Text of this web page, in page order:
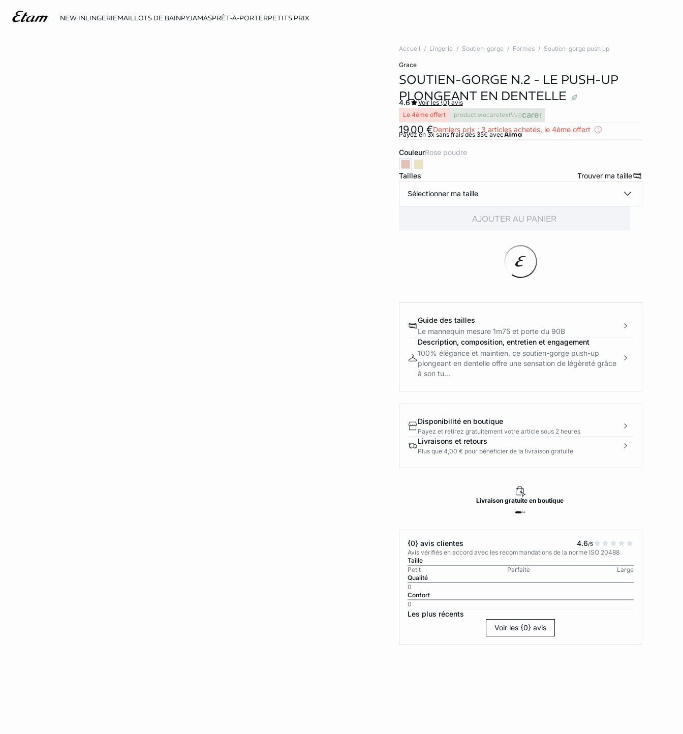
NEW INLINGERIEMAILLOTS DE BAINPYJAMASPRÊT-À-PORTERPETITS PRIX
Accueil Lingerie Soutien-gorge Formes Soutien-gorge push up
grace
SOUTIEN-GORGE N.2 - LE PUSH-UP
PLONGEANT EN DENTELLE
19,00 €Derniers prix : 3 articles achetés, le 4ème offert
4.6
Voir les {0} avis
Le 4ème offert
product.wecaretext
Payez en 3x sans frais dès 35€ avec
Couleur rose poudre
Tailles Trouver ma taille
Sélectionner ma taille
AJOUTER AU PANIER
Guide des tailles
Le mannequin mesure 1m75 et porte du 90B
Description, composition, entretien et engagement
100% élégance et maintien, ce soutien-gorge push-up
plongeant en dentelle offre une sensation de légèreté grâce
à son tu...
Disponibilité en boutique
Payez et retirez gratuitement votre article sous 2 heures
Livraisons et retours
Plus que 4,00 € pour bénéficier de la livraison gratuite
Livraison gratuite en boutique
{0} avis clientes 4.6/5
Avis vérifiés en accord avec les recommandations de la norme ISO 20488
Taille
Petit
Parfaite
Large
Qualité
0
Confort
0
Les plus récents
Voir les {0} avis